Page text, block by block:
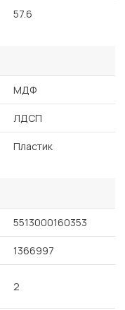
57.6
МДФ
ЛДСП
Пластик
5513000160353
1366997
2